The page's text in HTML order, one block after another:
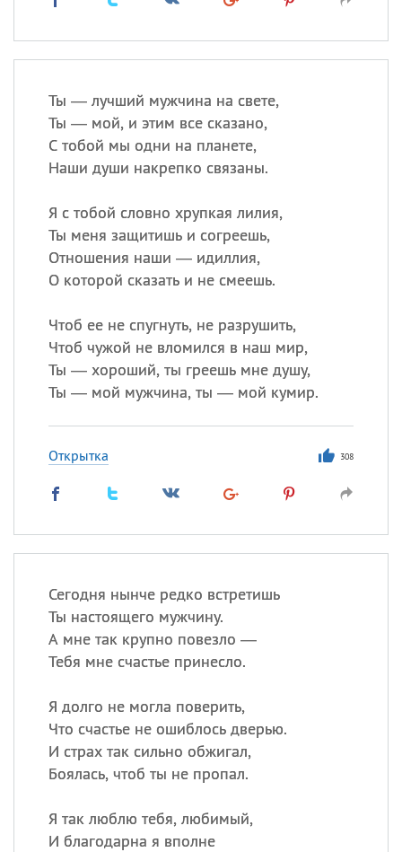
Ты — лучший мужчина на свете,
Ты — мой, и этим все сказано,
С тобой мы одни на планете,
Наши души накрепко связаны.
Я с тобой словно хрупкая лилия,
Ты меня защитишь и согреешь,
Отношения наши — идиллия,
О которой сказать и не смеешь.
Чтоб ее не спугнуть, не разрушить,
Чтоб чужой не вломился в наш мир,
Ты — хороший, ты греешь мне душу,
Ты — мой мужчина, ты — мой кумир.
Открытка 308
Сегодня нынче редко встретишь
Ты настоящего мужчину.
А мне так крупно повезло —
Тебя мне счастье принесло.
Я долго не могла поверить,
Что счастье не ошиблось дверью.
И страх так сильно обжигал,
Боялась, чтоб ты не пропал.
Я так люблю тебя, любимый,
И благодарна я вполне